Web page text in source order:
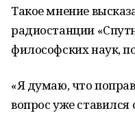
Такое мнение
радиостанции
философских наук,
«Я думаю, что
вопрос уже ставился